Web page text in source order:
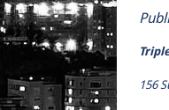
156